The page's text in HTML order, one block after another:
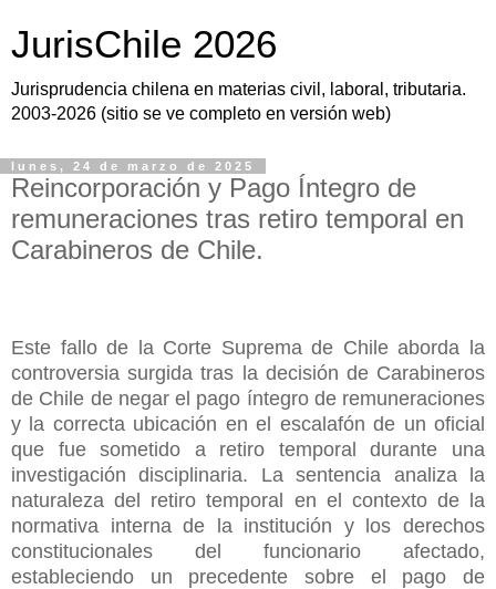
JurisChile 2026
Jurisprudencia chilena en materias civil, laboral, tributaria.
2003-2026 (sitio se ve completo en versión web)
lunes, 24 de marzo de 2025
Reincorporación y Pago Íntegro de
remuneraciones tras retiro temporal en
Carabineros de Chile.
Este fallo de la Corte Suprema de Chile aborda la
controversia surgida tras la decisión de Carabineros
de Chile de negar el pago íntegro de remuneraciones
y la correcta ubicación en el escalafón de un oficial
que fue sometido a retiro temporal durante una
investigación disciplinaria. La sentencia analiza la
naturaleza del retiro temporal en el contexto de la
normativa interna de la institución y los derechos
constitucionales del funcionario afectado,
estableciendo un precedente sobre el pago de